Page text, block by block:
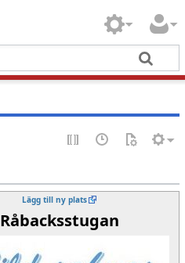
Lägg till ny plats
Råbacksstugan